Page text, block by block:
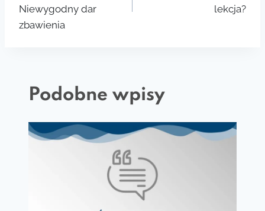
Niewygodny dar
zbawienia
lekcja?
Podobne wpisy